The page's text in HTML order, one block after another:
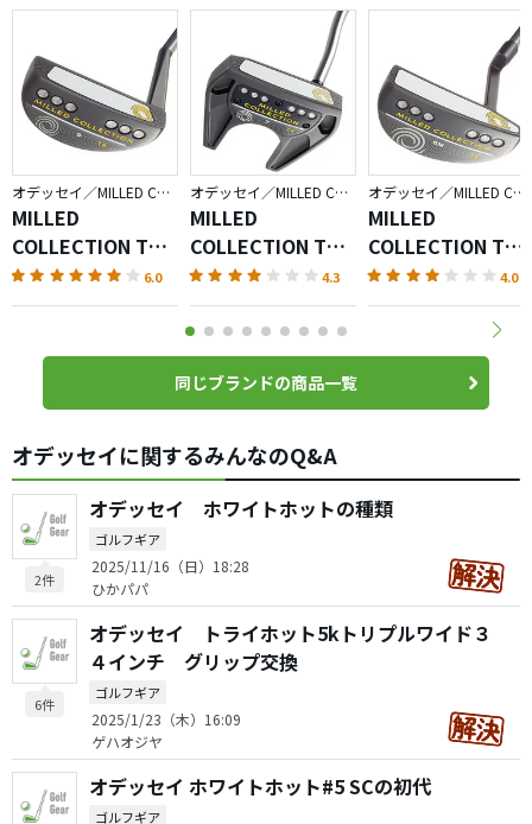
オデッセイ／MILLED COLLECTION
MILLED
COLLECTION TX
#9
6.0
オデッセイ／MILLED COLLECTION
MILLED
COLLECTION TX
#7
4.3
オデッセイ／MILLED COLLECTION
MILLED
COLLECTION TX
#6M
4.0
同じブランドの商品一覧
オデッセイに関するみんなのQ&A
2件
オデッセイ ホワイトホットの種類
ゴルフギア
2025/11/16（日）18:28
ひかパパ
6件
オデッセイ トライホット5kトリプルワイド３
４インチ グリップ交換
ゴルフギア
2025/1/23（木）16:09
ゲハオジヤ
オデッセイ ホワイトホット#5 SCの初代
ゴルフギア